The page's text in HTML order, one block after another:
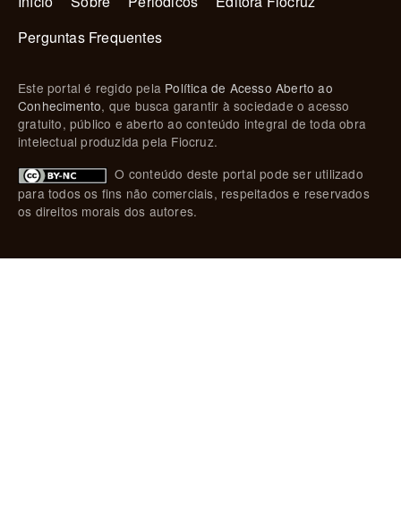
Perguntas Frequentes
Este portal é regido pela Política de Acesso Aberto ao
Conhecimento, que busca garantir à sociedade o acesso
gratuito, público e aberto ao conteúdo integral de toda obra
intelectual produzida pela Fiocruz.
O conteúdo deste portal pode ser utilizado
para todos os fins não comerciais, respeitados e reservados
os direitos morais dos autores.